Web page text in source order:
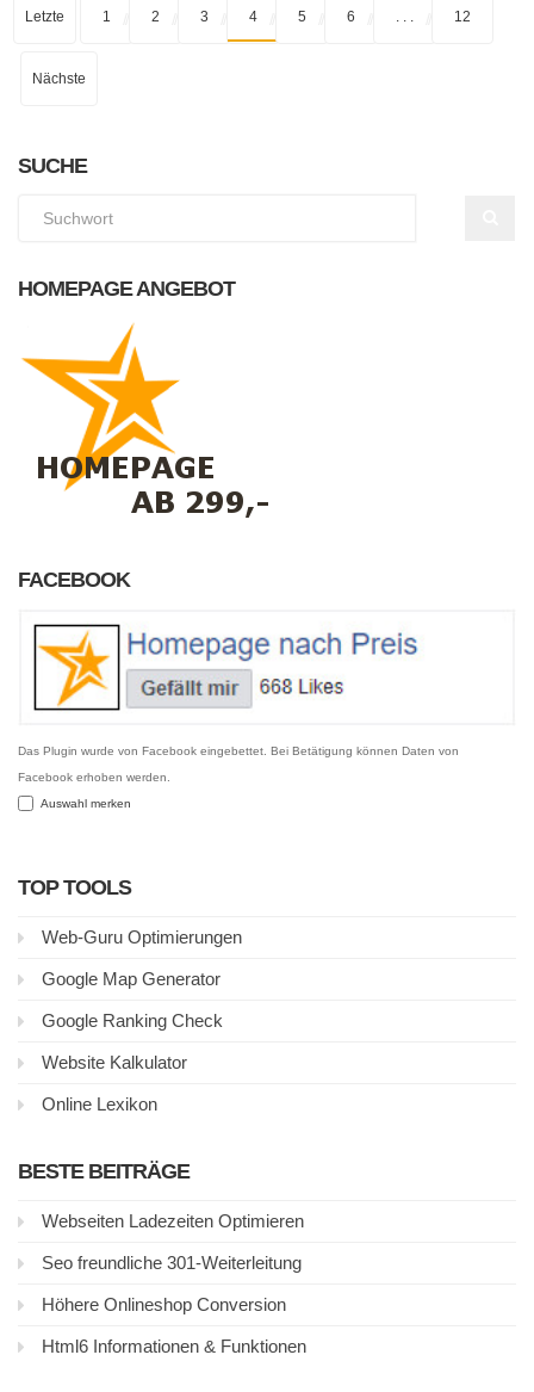
Letzte 1 2 3 4 5 6 12
Nächste
SUCHE
HOMEPAGE ANGEBOT
FACEBOOK
Das Plugin wurde von Facebook eingebettet. Bei Betätigung können Daten von
Facebook erhoben werden.
Auswahl merken
TOP TOOLS
Web-Guru Optimierungen
Google Map Generator
Google Ranking Check
Website Kalkulator
Online Lexikon
BESTE BEITRÄGE
Webseiten Ladezeiten Optimieren
Seo freundliche 301-Weiterleitung
Höhere Onlineshop Conversion
Html6 Informationen & Funktionen